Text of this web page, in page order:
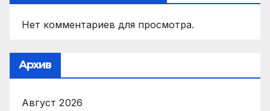
Нет комментариев для просмотра.
Архив
Август 2026